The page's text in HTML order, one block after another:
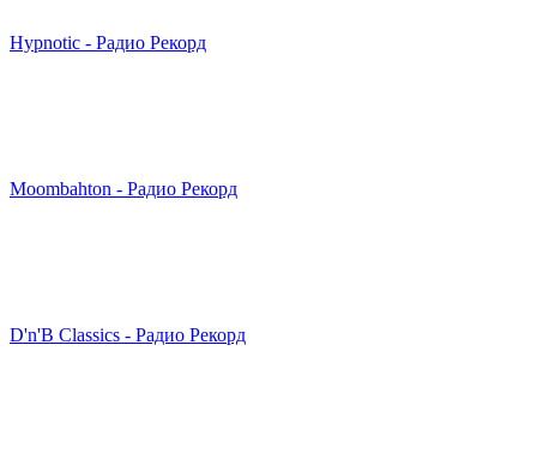
Hypnotic - Радио Рекорд
Moombahton - Радио Рекорд
D'n'B Classics - Радио Рекорд